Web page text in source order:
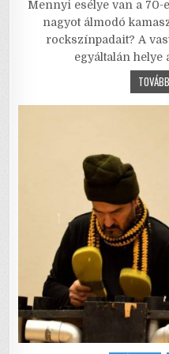
c
e
b
it
te
r
Mennyi esélye van a 70-
nagyot álmodó
rockszínpadait? A
egyáltalán helye